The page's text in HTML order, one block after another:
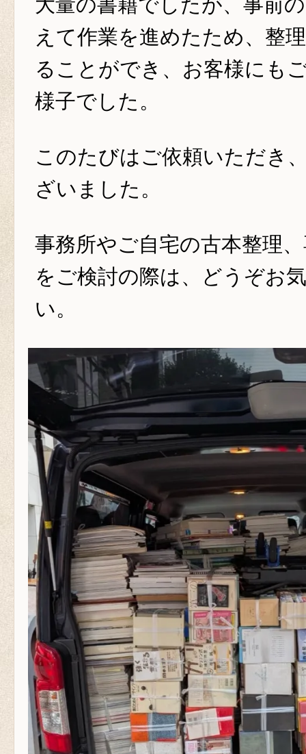
大量の書籍でしたが、事前
えて作業を進めたため、整
ることができ、お客様にも
様子でした。
このたびはご依頼いただき
ざいました。
事務所やご自宅の古本整理
をご検討の際は、どうぞお
い。